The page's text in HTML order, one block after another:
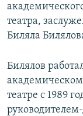
театра,
Биляла
Билялов
театре с 1989